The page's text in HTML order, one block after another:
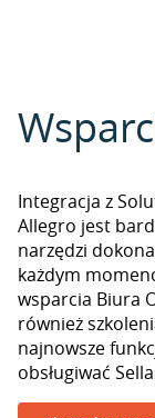
Integracja z
Allegro jest
narzędzi
każdym
wsparcia Biura
również
najnowsze
obsługiwać